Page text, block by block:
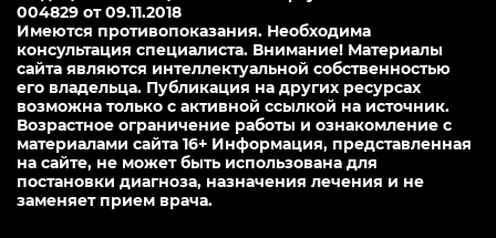
004829 от 09.11.2018
Имеются противопоказания. Необходима
консультация специалиста. Внимание! Материалы
сайта являются интеллектуальной собственностью
его владельца. Публикация на других ресурсах
возможна только с активной ссылкой на источник.
Возрастное ограничение работы и ознакомление с
материалами сайта 16+ Информация, представленная
на сайте, не может быть использована для
постановки диагноза, назначения лечения и не
заменяет прием врача.